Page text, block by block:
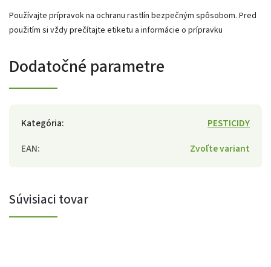
Používajte prípravok na ochranu rastlín bezpečným spôsobom. Pred
použitím si vždy prečítajte etiketu a informácie o prípravku
Dodatočné parametre
Kategória:
PESTICIDY
EAN: Zvoľte variant
Súvisiaci tovar